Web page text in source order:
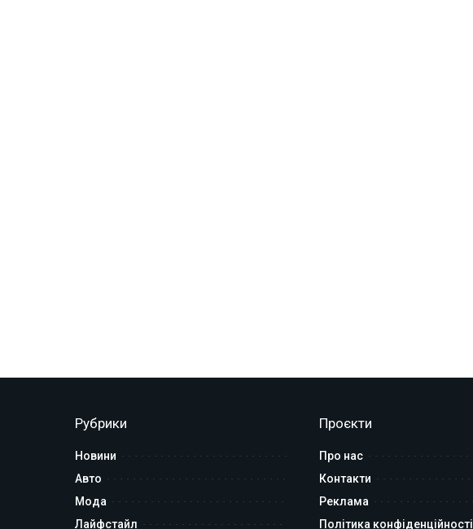
Рубрики
Новини
Авто
Мода
Лайфстайл
Проєкти
Про нас
Контакти
Реклама
Політика конфіденційності